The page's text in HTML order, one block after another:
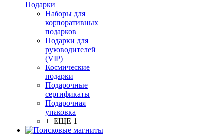
Подарки
Наборы для
корпоративных
подарков
Подарки для
руководителей
(VIP)
Космические
подарки
Подарочные
сертификаты
Подарочная
упаковка
+ ЕЩЕ 1